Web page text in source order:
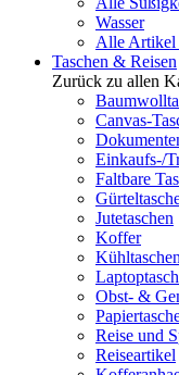
Wasser
Alle Artikel
Taschen & Reisen
Zurück zu allen
Canvas-
Einkaufs-/
Faltbare
Jutetaschen
Koffer
Kühltaschen
Obst- &
Reise und
Reiseartikel